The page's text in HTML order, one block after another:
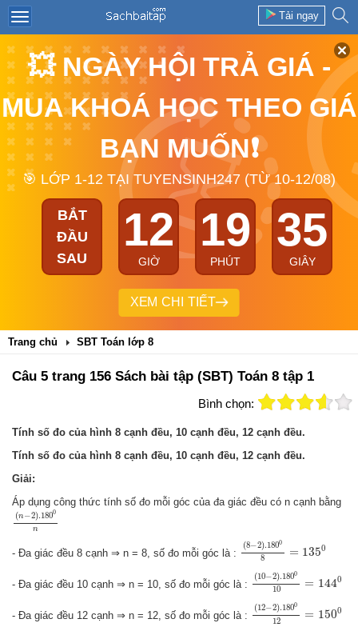
Tải ngay
💥 NGÀY HỘI TRẢ GIÁ -
MUA KHOÁ HỌC THEO GIÁ
BẠN MUỐN❗
🎯 LỚP 1-12 TẠI TUYENSINH247 (TỪ 10-12/08)
BẮT
ĐẦU
SAU
12
GIỜ
19
PHÚT
35
GIÂY
XEM CHI TIẾT
Trang chủ SBT Toán lớp 8
Câu 5 trang 156 Sách bài tập (SBT) Toán 8 tập 1
Bình chọn:
Tính số đo của hình 8 cạnh đều, 10 cạnh đều, 12 cạnh đều.
Tính số đo của hình 8 cạnh đều, 10 cạnh đều, 12 cạnh đều.
Giải:
Áp dụng công thức tính số đo mỗi góc của đa giác đều có n cạnh bằng
(n−2).1800
n
( n−2).1800n
- Đa giác đều 8 cạnh ⇒ n = 8, số đo mỗi góc là :
(8−2).1800
8 = 1350
8 2 .180
- Đa giác đều 10 cạnh ⇒ n = 10, số đo mỗi góc là :
(10−2).1800
10 = 1440
10 −2 ).180
- Đa giác đều 12 cạnh ⇒ n = 12, số đo mỗi góc là :
(12−2).1800
12 = 1500
12 −2 ).180